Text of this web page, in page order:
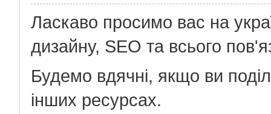
Ласкаво просимо вас на
дизайну, SEO та всього
Будемо вдячні, якщо ви
інших ресурсах.